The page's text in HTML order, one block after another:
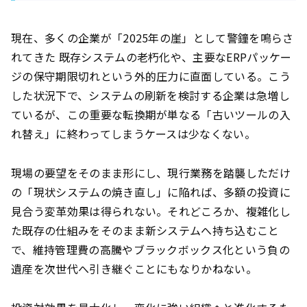
現在、多くの企業が「2025年の崖」として警鐘を鳴らさ
れてきた 既存システムの老朽化や、主要なERPパッケー
ジの保守期限切れという外的圧力に直面している。こう
した状況下で、システムの刷新を検討する企業は急増し
ているが、この重要な転換期が単なる「古いツールの入
れ替え」に終わってしまうケースは少なくない。
現場の要望をそのまま形にし、現行業務を踏襲しただけ
の「現状システムの焼き直し」に陥れば、多額の投資に
見合う変革効果は得られない。それどころか、複雑化し
た既存の仕組みをそのまま新システムへ持ち込むこと
で、維持管理費の高騰やブラックボックス化という負の
遺産を次世代へ引き継ぐことにもなりかねない。